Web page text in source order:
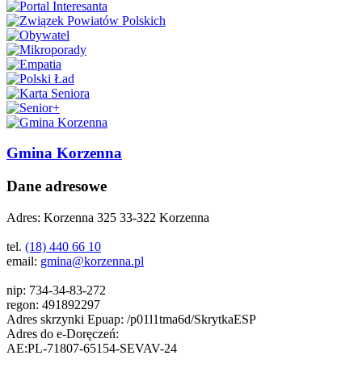
Gmina Korzenna
Dane adresowe
Adres: Korzenna 325 33-322 Korzenna
tel. (18) 440 66 10
email: gmina@korzenna.pl
nip: 734-34-83-272
regon: 491892297
Adres skrzynki Epuap: /p01l1tma6d/SkrytkaESP
Adres do e-Doręczeń:
AE:PL-71807-65154-SEVAV-24